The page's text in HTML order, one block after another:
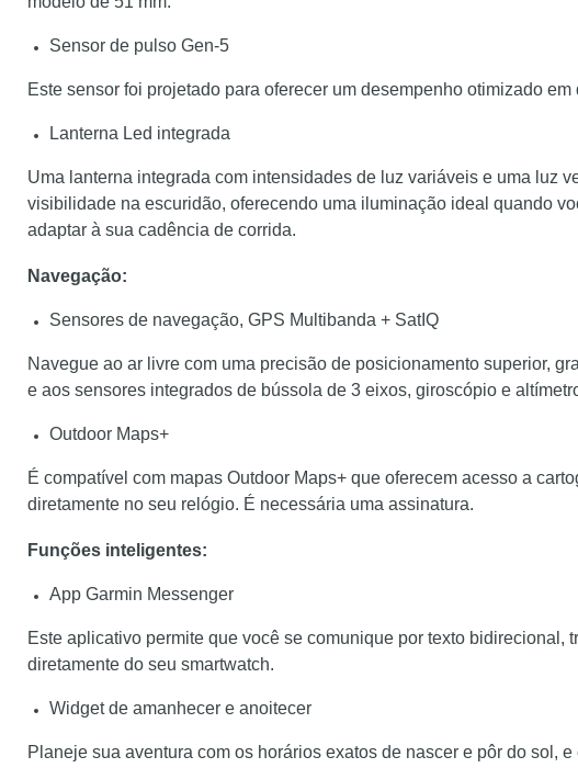
Sensor de pulso Gen-5
Este sensor foi projetado para oferecer um desempenho otimizado
Lanterna Led integrada
Uma lanterna integrada com intensidades de luz variáveis e uma luz
visibilidade na escuridão, oferecendo uma iluminação ideal quando
adaptar à sua cadência de corrida.
Navegação:
Sensores de navegação, GPS Multibanda + SatIQ
Navegue ao ar livre com uma precisão de posicionamento superior,
e aos sensores integrados de bússola de 3 eixos, giroscópio e
Outdoor Maps+
É compatível com mapas Outdoor Maps+ que oferecem acesso a
diretamente no seu relógio. É necessária uma assinatura.
Funções inteligentes:
App Garmin Messenger
Este aplicativo permite que você se comunique por texto bidirecional,
diretamente do seu smartwatch.
Widget de amanhecer e anoitecer
Planeje sua aventura com os horários exatos de nascer e pôr do sol,